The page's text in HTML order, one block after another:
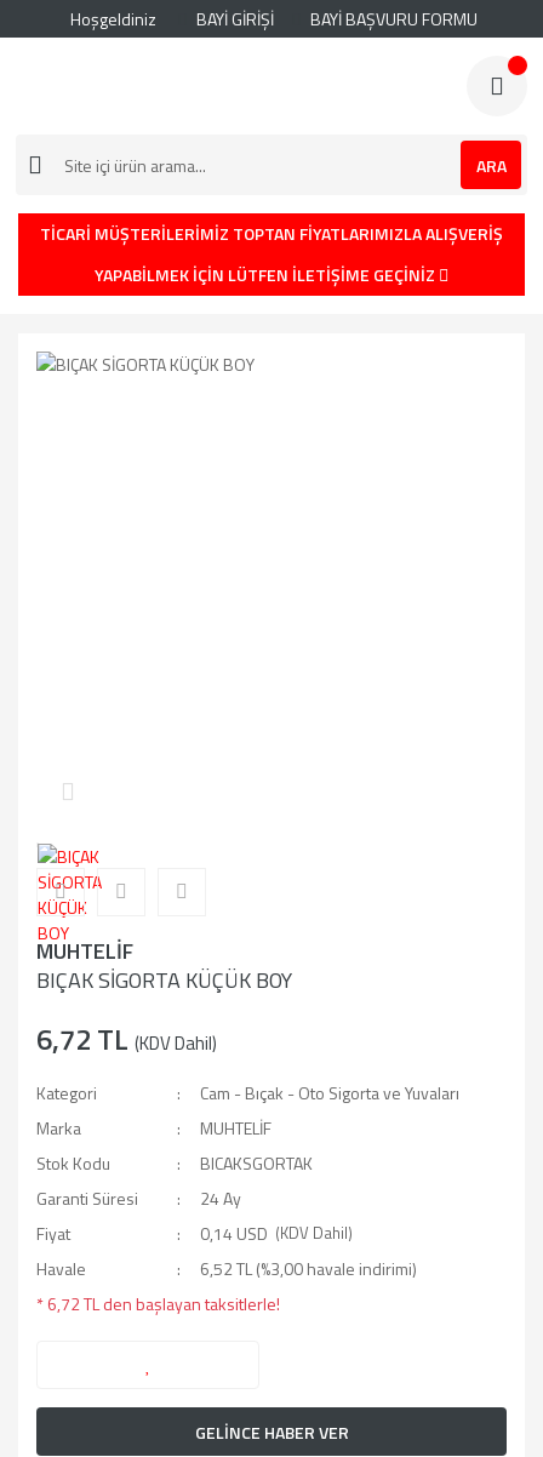
Hoşgeldiniz BAYİ GİRİŞİ BAYİ BAŞVURU FORMU
ARA
TİCARİ MÜŞTERİLERİMİZ TOPTAN FİYATLARIMIZLA ALIŞVERİŞ
YAPABİLMEK İÇİN LÜTFEN İLETİŞİME GEÇİNİZ
MUHTELİF
BIÇAK SİGORTA KÜÇÜK BOY
6,72 TL (KDV Dahil)
Kategori
Cam - Bıçak - Oto Sigorta ve Yuvaları
Marka
MUHTELİF
Stok Kodu
BICAKSGORTAK
Garanti Süresi
24 Ay
Fiyat
0,14 USD (KDV Dahil)
Havale
6,52 TL (%3,00 havale indirimi)
* 6,72 TL den başlayan taksitlerle!
GELİNCE HABER VER